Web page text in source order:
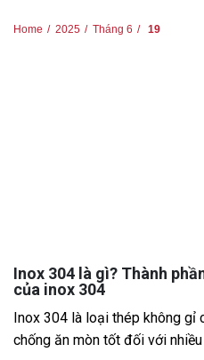
Home 2025 Tháng 6 19
Inox 304 là gì? Thành
của inox 304
Inox 304 là loại thép không gỉ
chống ăn mòn tốt đối với nhiều